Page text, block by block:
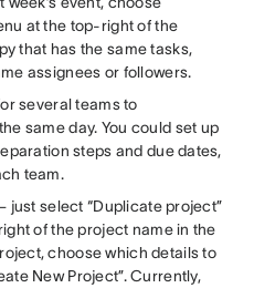
at the top-right of the
that has the same tasks,
assignees or followers.
several teams to
same day. You could set up
steps and due dates,
team.
just select “Duplicate project”
of the project name in the
choose which details to
New Project”. Currently,